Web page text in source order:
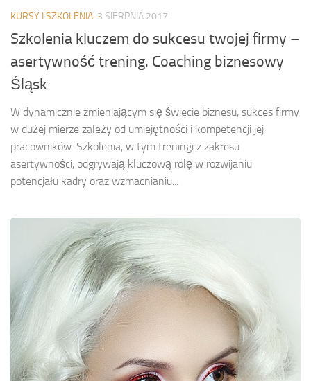
KURSY I SZKOLENIA 3 SIERPNIA 2017
Szkolenia kluczem do sukcesu twojej firmy –
asertywność trening. Coaching biznesowy
Śląsk
W dynamicznie zmieniającym się świecie biznesu, sukces firmy
w dużej mierze zależy od umiejętności i kompetencji jej
pracowników. Szkolenia, w tym treningi z zakresu
asertywności, odgrywają kluczową rolę w rozwijaniu
potencjału kadry oraz wzmacnianiu...